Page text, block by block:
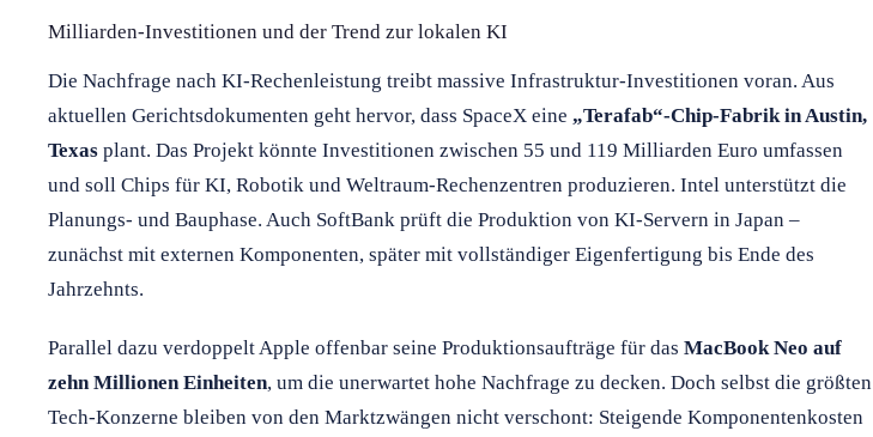
Milliarden-Investitionen und der Trend zur lokalen KI
Die Nachfrage nach KI-Rechenleistung treibt massive Infrastruktur-Investitionen voran. Aus
aktuellen Gerichtsdokumenten geht hervor, dass SpaceX eine „Terafab“-Chip-Fabrik in Austin,
Texas plant. Das Projekt könnte Investitionen zwischen 55 und 119 Milliarden Euro umfassen
und soll Chips für KI, Robotik und Weltraum-Rechenzentren produzieren. Intel unterstützt die
Planungs- und Bauphase. Auch SoftBank prüft die Produktion von KI-Servern in Japan –
zunächst mit externen Komponenten, später mit vollständiger Eigenfertigung bis Ende des
Jahrzehnts.
Parallel dazu verdoppelt Apple offenbar seine Produktionsaufträge für das MacBook Neo auf
zehn Millionen Einheiten, um die unerwartet hohe Nachfrage zu decken. Doch selbst die größten
Tech-Konzerne bleiben von den Marktzwängen nicht verschont: Steigende Komponentenkosten